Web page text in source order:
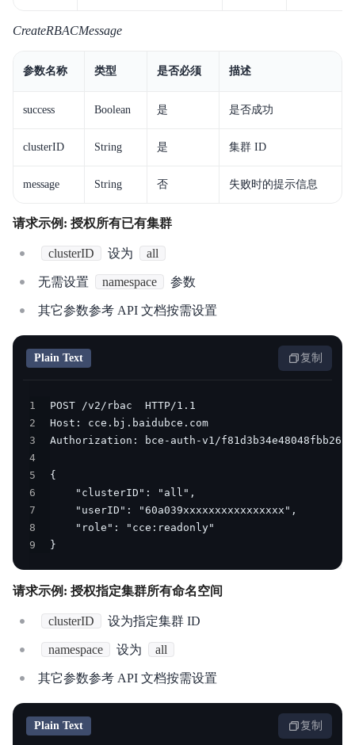
CreateRBACMessage
参数名称 类型 是否必须 描述
success Boolean 是 是否成功
clusterID String 是 集群 ID
message String 否 失败时的提示信息
请求示例: 授权所有已有集群
clusterID 设为 all
无需设置 namespace 参数
其它参数参考 API 文档按需设置
Plain Text 复制
1
2
3
4
5
6
7
8
9
}
请求示例: 授权指定集群所有命名空间
clusterID 设为指定集群 ID
namespace 设为 all
其它参数参考 API 文档按需设置
Plain Text 复制